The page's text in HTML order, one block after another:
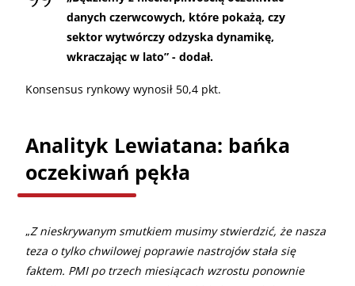
danych czerwcowych, które pokażą, czy
sektor wytwórczy odzyska dynamikę,
wkraczając w lato” - dodał.
Konsensus rynkowy wynosił 50,4 pkt.
Analityk Lewiatana: bańka
oczekiwań pękła
„Z nieskrywanym smutkiem musimy stwierdzić, że nasza
teza o tylko chwilowej poprawie nastrojów stała się
faktem. PMI po trzech miesiącach wzrostu ponownie